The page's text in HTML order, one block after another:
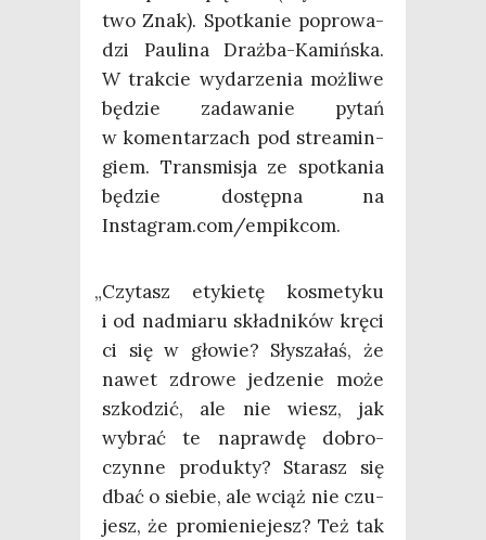
two Znak). Spo­tka­nie popro­wa­
dzi Pau­li­na Draż­ba-Kamiń­ska.
W trak­cie wyda­rze­nia moż­li­we
będzie zada­wa­nie pytań
w komen­ta­rzach pod stre­amin­
giem. Trans­mi­sja ze spo­tka­nia
będzie dostęp­na na
Instagram.com/empikcom.
„Czy­tasz ety­kie­tę kosme­ty­ku
i od nad­mia­ru skład­ni­ków krę­ci
ci się w gło­wie? Sły­sza­łaś, że
nawet zdro­we jedze­nie może
szko­dzić, ale nie wiesz, jak
wybrać te napraw­dę dobro­
czyn­ne pro­duk­ty? Sta­rasz się
dbać o sie­bie, ale wciąż nie czu­
jesz, że pro­mie­nie­jesz? Też tak